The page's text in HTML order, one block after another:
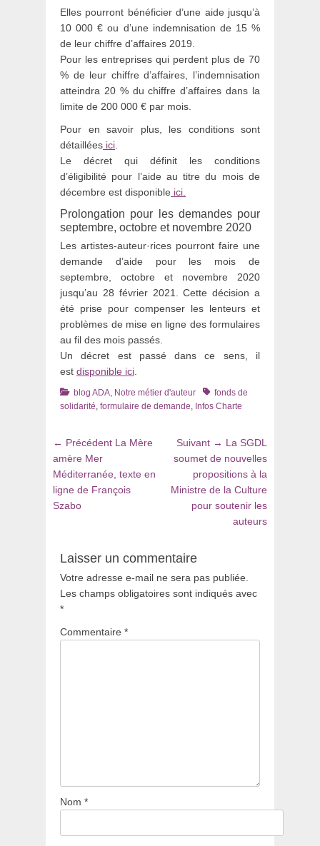
Elles pourront bénéficier d’une aide jusqu’à
10 000 € ou d’une indemnisation de 15 %
de leur chiffre d’affaires 2019.
Pour les entreprises qui perdent plus de 70
% de leur chiffre d’affaires, l’indemnisation
atteindra 20 % du chiffre d’affaires dans la
limite de 200 000 € par mois.
Pour en savoir plus, les conditions sont
détaillées ici
Le décret qui définit les conditions
d’éligibilité pour l’aide au titre du mois de
décembre est disponible ici.
Prolongation pour les demandes pour
septembre, octobre et novembre 2020
Les artistes-auteur·rices pourront faire une
demande d’aide pour les mois de
septembre, octobre et novembre 2020
jusqu’au 28 février 2021. Cette décision a
été prise pour compenser les lenteurs et
problèmes de mise en ligne des formulaires
au fil des mois passés.
Un décret est passé dans ce sens, il
est disponible ici
Catégories
blog ADA, Notre métier d'auteur Tagsfonds de
solidarité, formulaire de demande, Infos Charte
Navigation
de
l’article
← Précédent Article
La Mère
amère Mer
Méditerranée, texte en
ligne de François
Szabo
Suivant → Article
suivant
:
La SGDL
soumet de nouvelles
propositions à la
Ministre de la Culture
pour soutenir les
auteurs
Laisser un commentaire
Votre adresse e-mail ne sera pas publiée.
Les champs obligatoires sont indiqués avec
*
Commentaire *
Nom *